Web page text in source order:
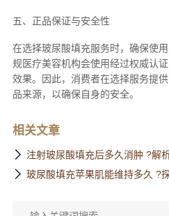
五、正品保证与安全性
在选择玻尿酸填充服务时，确保使
规医疗美容机构会使用经过权威认
效果。因此，消费者在选择服务提
品来源，以确保自身的安全。
相关文章
注射玻尿酸填充后多久消肿 ?解
玻尿酸填充苹果肌能维持多久 ?